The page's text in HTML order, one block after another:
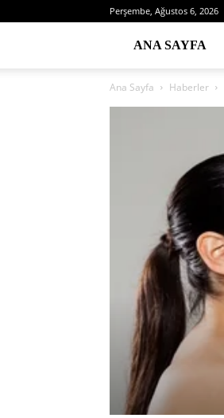
Perşembe, Ağustos 6, 2026
ANA SAYFA
Ana Sayfa Haberler